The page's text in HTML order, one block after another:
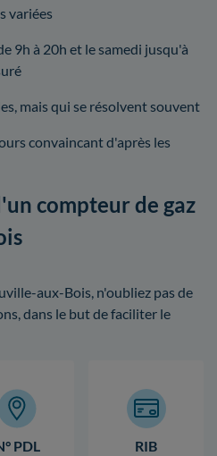
variées
9h à 20h et le samedi jusqu'à
mais qui se résolvent souvent
convaincant d'après les
compteur de gaz
aux-Bois, n'oubliez pas de
dans le but de faciliter le
PDL RIB